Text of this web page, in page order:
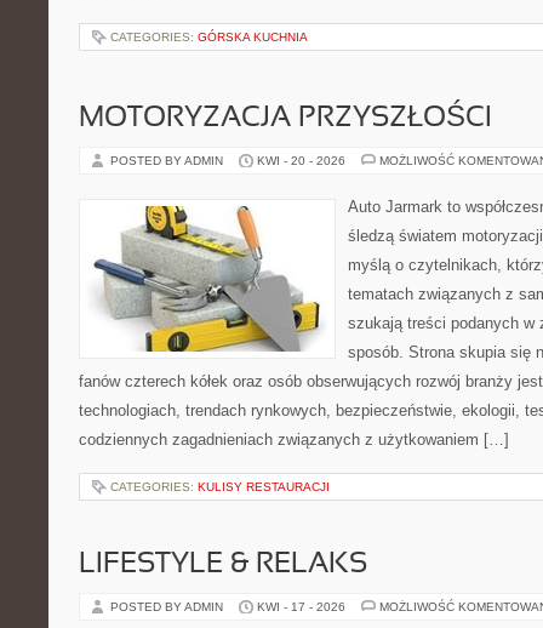
CATEGORIES: GÓRSKA KUCHNIA
MOTORYZACJA PRZYSZŁOŚCI
POSTED BY ADMIN KWI - 20 - 2026 MOŻLIWOŚĆ
Auto Jarmark to
śledzą światem
myślą o czytelnikach,
tematach związanych z
szukają treści podanych w
sposób. Strona skupia się
fanów czterech kółek oraz osób obserwujących rozwój branży
technologiach, trendach rynkowych, bezpieczeństwie, ekologii,
codziennych zagadnieniach związanych z użytkowaniem […]
CATEGORIES: KULISY RESTAURACJI
LIFESTYLE & RELAKS
POSTED BY ADMIN KWI - 17 - 2026 MOŻLIWOŚĆ